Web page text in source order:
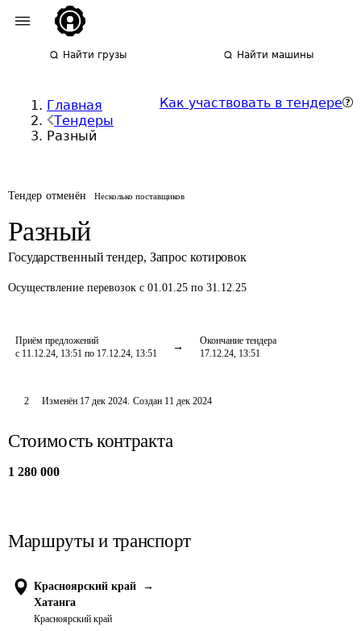
Найти грузы Найти машины
Главная
Тендеры
Разный
Как участвовать в тендере
Тендер отменён Несколько поставщиков
Разный
Государственный тендер, Запрос котировок
Осуществление перевозок с 01.01.25 по 31.12.25
Приём предложений
с 11.12.24, 13:51 по 17.12.24, 13:51
Окончание тендера
17.12.24, 13:51
2 Изменён 17 дек 2024. Создан 11 дек 2024
Стоимость контракта
1 280 000
Маршруты и транспорт
Красноярский край
→
Хатанга
Красноярский край